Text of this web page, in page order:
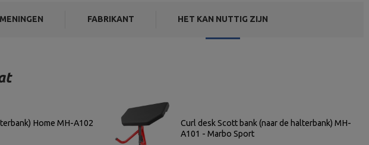
MENINGEN FABRIKANT HET KAN NUTTIG ZIJN
Home MH-A102
Curl desk Scott bank (naar de halterbank) MH-
A101 - Marbo Sport